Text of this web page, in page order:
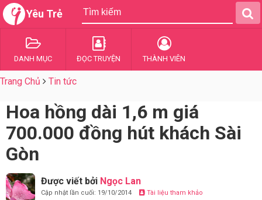
Yêu Trẻ
DANH MỤC ĐỌC TRUYỆN THÀNH VIÊN
Trang Chủ Tin tức
Hoa hồng dài 1,6 m giá
700.000 đồng hút khách Sài
Gòn
Được viết bởi Ngọc Lan
Cập nhật lần cuối: 19/10/2014 Tài liệu tham khảo